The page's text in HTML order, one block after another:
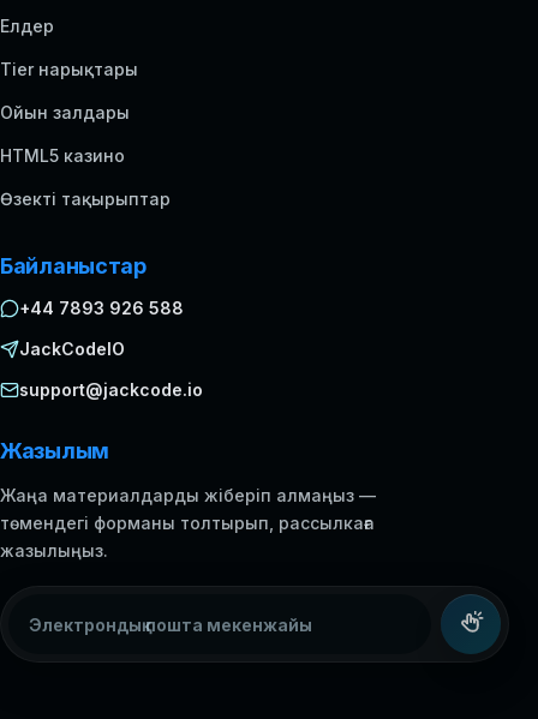
Елдер
Tier нарықтары
Ойын залдары
HTML5 казино
Өзекті тақырыптар
Байланыстар
+44 7893 926 588
JackCodeIO
support@jackcode.io
Жазылым
Жаңа материалдарды жіберіп алмаңыз —
төмендегі форманы толтырып, рассылкаға
жазылыңыз.